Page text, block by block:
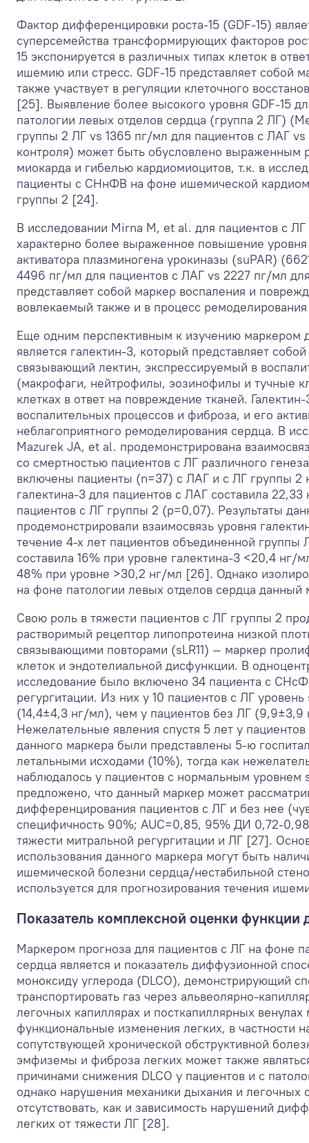
Фактор дифференцировки роста-15 (GDF-15)
суперсемейства трансформирующих факторов
15 экспонируется в различных типах клеток в
ишемию или стресс. GDF-15 представляет собой
также участвует в регуляции клеточного
[25]. Выявление более высокого уровня GDF-15
патологии левых отделов сердца (группа 2 ЛГ)
группы 2 ЛГ vs 1365 пг/мл для пациентов с ЛАГ
контроля) может быть обусловлено выраженным
миокарда и гибелью кардиомиоцитов, т.к. в
пациенты с СНнФВ на фоне ишемической
группы 2 [24].
В исследовании Mirna M, et al. для пациентов с
характерно более выраженное повышение
активатора плазминогена урокиназы (suPAR)
4496 пг/мл для пациентов с ЛАГ vs 2227 пг/мл
представляет собой маркер воспаления и
вовлекаемый также и в процесс
Еще одним перспективным к изучению маркером
является галектин-3, который представляет
связывающий лектин, экспрессируемый в
(макрофаги, нейтрофилы, эозинофилы и тучные
клетках в ответ на повреждение тканей.
воспалительных процессов и фиброза, и его
неблагоприятного ремоделирования сердца. В
Mazurek JA, et al. продемонстрирована
со смертностью пациентов с ЛГ различного
включены пациенты (n=37) с ЛАГ и с ЛГ группы
галектина-3 для пациентов c ЛАГ составила
пациентов с ЛГ группы 2 (p=0,07). Результаты
продемонстрировали взаимосвязь уровня
течение 4-х лет пациентов объединенной группы
составила 16% при уровне галектина-3 <20,4 нг/
48% при уровне >30,2 нг/мл [26]. Однако
на фоне патологии левых отделов сердца данный
Свою роль в тяжести пациентов с ЛГ группы 2
растворимый рецептор липопротеина низкой
связывающими повторами (sLR11) — маркер
клеток и эндотелиальной дисфункции. В
исследование было включено 34 пациента с
регургитации. Из них у 10 пациентов с ЛГ
(14,4±4,3 нг/мл), чем у пациентов без ЛГ
Нежелательные явления спустя 5 лет у
данного маркера были представлены 5-ю
летальными исходами (10%), тогда как
наблюдалось у пациентов с нормальным уровнем
предложено, что данный маркер может
дифференцирования пациентов с ЛГ и без нее
специфичность 90%; AUC=0,85, 95% ДИ 0,72-
тяжести митральной регургитации и ЛГ [27].
использования данного маркера могут быть
ишемической болезни сердца/нестабильной
используется для прогнозирования течения
Показатель комплексной оценки функции
Маркером прогноза для пациентов с ЛГ на фоне
сердца является и показатель диффузионной
моноксиду углерода (DLCO), демонстрирующий
транспортировать газ через альвеолярно-
легочных капиллярах и посткапиллярных венулах
функциональные изменения легких, в частности
сопутствующей хронической обструктивной
эмфиземы и фиброза легких может также
причинами снижения DLCO у пациентов и с
однако нарушения механики дыхания и легочных
отсутствовать, как и зависимость нарушений
легких от тяжести ЛГ [28].